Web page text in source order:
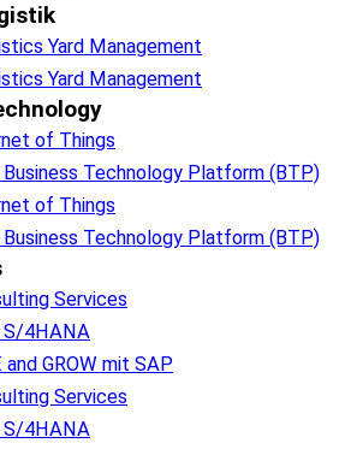
Yard Management
Yard Management
of Things
Technology Platform (BTP)
of Things
Technology Platform (BTP)
Services
S/4HANA
and GROW mit SAP
Services
S/4HANA